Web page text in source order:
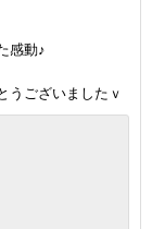
感動♪
うございましたｖ